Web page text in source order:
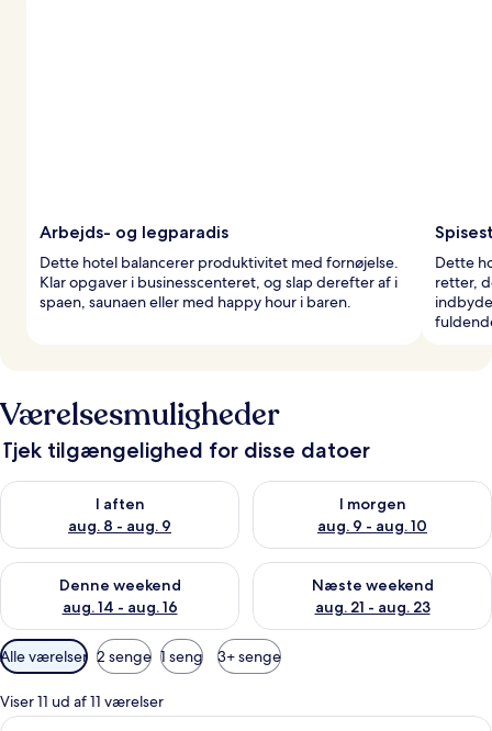
Arbejds- og legparadis
Dette hotel balancerer produktivitet med fornøjelse.
Klar opgaver i businesscenteret, og slap derefter af i
spaen, saunaen eller med happy hour i baren.
Dette
retter,
Værelsesmuligheder
Tjek tilgængelighed for disse datoer
I aften
aug. 8 - aug. 9
Tjek tilgængelighed for i aften aug. 8 - aug. 9
I morgen
aug. 9 - aug. 10
Tjek tilgængelighed for i
Denne weekend
aug. 14 - aug. 16
Tjek tilgængelighed for denne weekend aug. 14 - aug. 16
Næste weekend
aug. 21 - aug. 23
Tjek tilgængelighed for næste
Tilgængelige
filtre
for
værelser
Alle værelser 2 senge 1 seng 3+ senge
Viser 11 ud af 11 værelser